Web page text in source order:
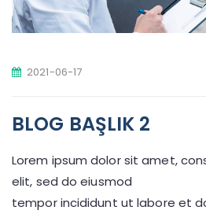
2021-06-17
BLOG BAŞLIK 2
Lorem ipsum dolor sit amet,
elit, sed do eiusmod
tempor incididunt ut labore et